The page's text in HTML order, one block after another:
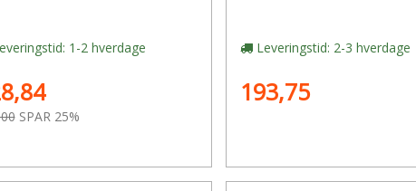
1-2 hverdage
SPAR 25%
Leveringstid: 2-3 hverdage
193,75